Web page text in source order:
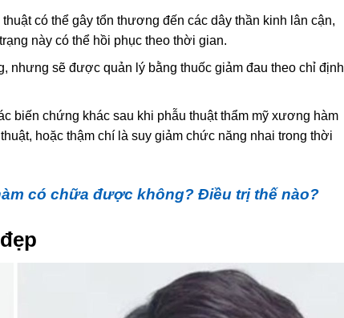
có thể gây tổn thương đến các dây thần kinh lân cận,
này có thể hồi phục theo thời gian.
nhưng sẽ được quản lý bằng thuốc giảm đau theo chỉ định
biến chứng khác sau khi phẫu thuật thẩm mỹ xương hàm
hoặc thậm chí là suy giảm chức năng nhai trong thời
có chữa được không? Điều trị thế nào?